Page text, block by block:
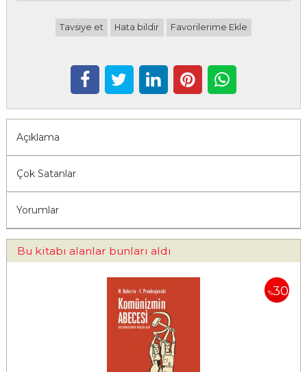
Tavsiye et Hata bildir Favorilerime Ekle
Açıklama
Çok Satanlar
Yorumlar
Bu kitabı alanlar bunları aldı
%30